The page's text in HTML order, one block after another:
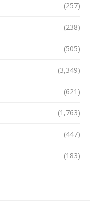
(257)
(238)
(505)
(3,349)
(621)
(1,763)
(447)
(183)